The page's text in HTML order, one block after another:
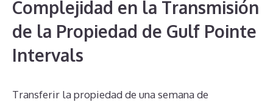
Complejidad en la Transmisión
de la Propiedad de Gulf Pointe
Intervals
Transferir la propiedad de una semana de